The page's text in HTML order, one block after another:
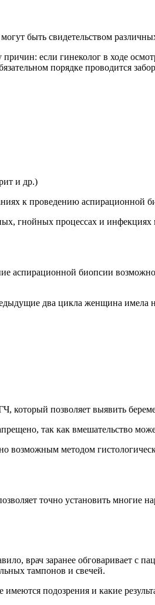
быть свидетельством
если гинеколог в ходе
порядке проводится
и др.)
к проведению аспирационной
гнойных процессах и
биопсии возможно
два цикла женщина
который позволяет выявить
так как вмешательство
возможным методом
точно установить многие
врач заранее обговаривает с
тампонов и свечей.
подозрения и какие